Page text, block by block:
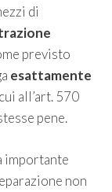
di
previsto
esattamente
all’art. 570
pene.
importante
non